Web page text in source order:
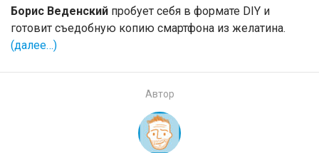
Борис Веденский пробует себя в формате DIY и
готовит съедобную копию смартфона из желатина.
(далее…)
Автор